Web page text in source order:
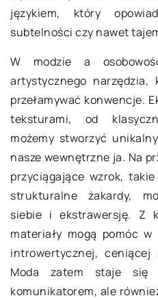
językiem, który
subtelności czy nawet
W modzie a
artystycznego
przełamywać konwencje.
teksturami, od
możemy stworzyć
nasze wewnętrzne ja. Na
przyciągające wzrok,
strukturalne żakardy,
siebie i ekstrawersję. Z
materiały mogą pomóc
introwertycznej,
Moda zatem staje się
komunikatorem, ale